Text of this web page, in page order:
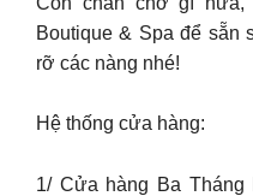
Boutique & Spa để sẵn
rỡ các nàng nhé!
Hệ thống cửa hàng:
1/ Cửa hàng Ba